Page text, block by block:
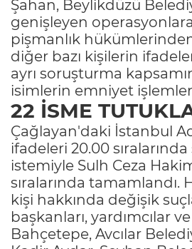
Şahan, Beylikdüzü
genişleyen
pişmanlık
diğer bazı kişilerin
ayrı soruşturma
isimlerin emniyet
22 İSME
Çağlayan'daki İstanbul
ifadeleri 20.00
istemiyle Sulh Ceza
sıralarında tamamlandı.
kişi hakkında değişik
başkanları, yardımcılar
Bahçetepe, Avcılar